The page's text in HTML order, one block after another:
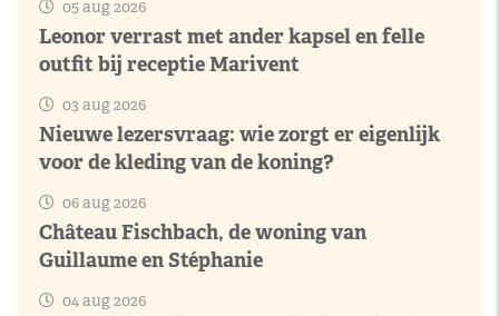
05 aug 2026
Leonor verrast met ander kapsel en felle
outfit bij receptie Marivent
03 aug 2026
Nieuwe lezersvraag: wie zorgt er eigenlijk
voor de kleding van de koning?
06 aug 2026
Château Fischbach, de woning van
Guillaume en Stéphanie
04 aug 2026